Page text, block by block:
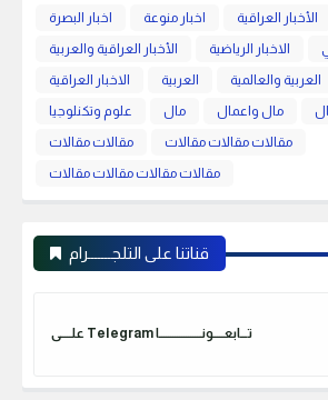
اخبار البصرة اخبار منوعة
الأخبار العراقية
الأخبار العراقية والعربية
الاخبار الرياضية
الاخبار العراقية
العربية العربية والعالمية
علوم وتكنلوجيا
مال مال واعمال
مقالات مقالات
مقالات مقالات مقالات
مقالات مقالات مقالات مقالات
قناتنا على التلجـــــــرام
علـــــى Telegram تـــابعـــــونـــــــــــــــــــا